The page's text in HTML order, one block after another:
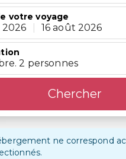
votre voyage
2026 16 août 2026
2 personnes
Chercher
ne correspond